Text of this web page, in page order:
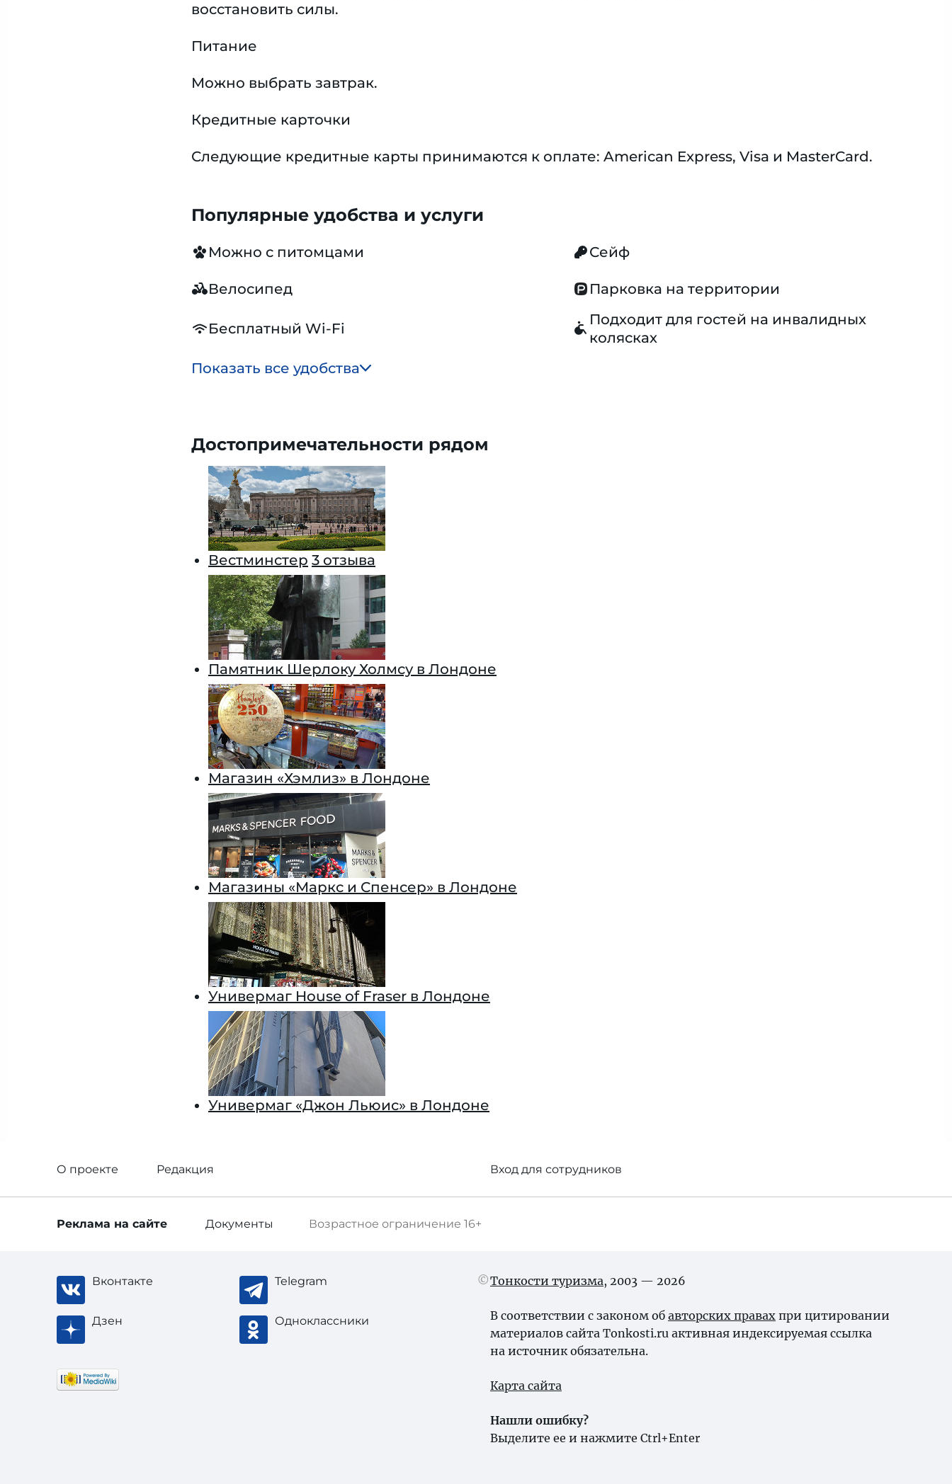
восстановить силы.
Питание
Можно выбрать завтрак.
Кредитные карточки
Следующие кредитные карты принимаются к оплате: American Express, Visa и MasterCard.
Популярные удобства и услуги
Можно с питомцами Сейф
Велосипед Парковка на территории
Бесплатный Wi-Fi
Подходит для гостей на инвалидных
колясках
Показать все удобства
Достопримечательности рядом
Вестминстер 3 отзыва
Памятник Шерлоку Холмсу в Лондоне
Магазин «Хэмлиз» в Лондоне
Магазины «Маркс и Спенсер» в Лондоне
Универмаг House of Fraser в Лондоне
Универмаг «Джон Льюис» в Лондоне
О проекте Редакция Вход для сотрудников
Возрастное ограничение 16+
Реклама на сайте Документы
Вконтакте Telegram
Дзен Одноклассники
Тонкости туризма, 2003 — 2026
В соответствии с законом об авторских правах при цитировании
материалов сайта Tonkosti.ru активная индексируемая ссылка
на источник обязательна.
Карта сайта
Нашли ошибку?
Выделите ее и нажмите Ctrl+Enter